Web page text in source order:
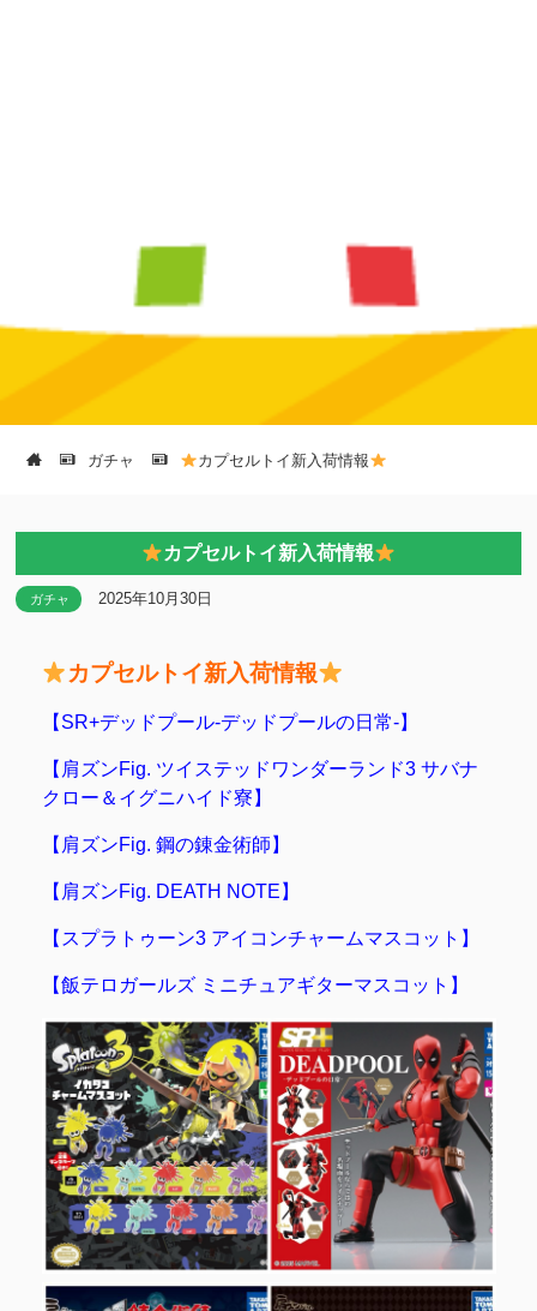
ガチャ カプセルトイ新入荷情報
カプセルトイ新入荷情報
ガチャ 2025年10月30日
カプセルトイ新入荷情報
【SR+デッドプール-デッドプールの日常-】
【肩ズンFig. ツイステッドワンダーランド3 サバナ
クロー＆イグニハイド寮】
【肩ズンFig. 鋼の錬金術師】
【肩ズンFig. DEATH NOTE】
【スプラトゥーン3 アイコンチャームマスコット】
【飯テロガールズ ミニチュアギターマスコット】